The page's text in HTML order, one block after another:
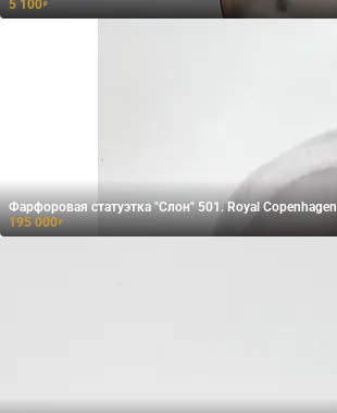
5 100₽
Фарфоровая статуэтка "Слон" 501. Royal Copenhagen
195 000₽